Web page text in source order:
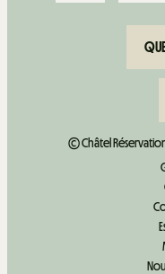
© Châtel